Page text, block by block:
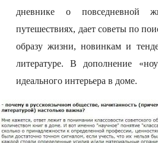
дневнике о повседневной
путешествиях, дает советы по
образу жизни, новинкам и
литературе. В дополнение
идеального интерьера в доме.